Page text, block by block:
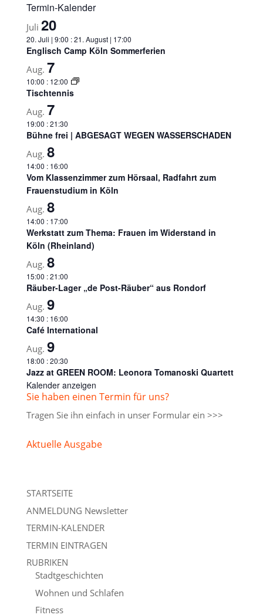
Termin-Kalender
Juli 20
20. Juli | 9:00 :21. August | 17:00
Englisch Camp Köln Sommerferien
Aug. 7
10:00 : 12:00
Tischtennis
Aug. 7
19:00 :21:30
Bühne frei | ABGESAGT WEGEN WASSERSCHADEN
Aug. 8
14:00 : 16:00
Vom Klassenzimmer zum Hörsaal, Radfahrt zum
Frauenstudium in Köln
Aug. 8
14:00 : 17:00
Werkstatt zum Thema: Frauen im Widerstand in
Köln (Rheinland)
Aug. 8
15:00 :21:00
Räuber-Lager „de Post-Räuber“ aus Rondorf
Aug. 9
14:30 : 16:00
Café International
Aug. 9
18:00 :20:30
Jazz at GREEN ROOM: Leonora Tomanoski Quartett
Kalender anzeigen
Sie haben einen Termin für uns?
Tragen Sie ihn einfach in unser Formular ein >>>
Aktuelle Ausgabe
STARTSEITE
ANMELDUNG Newsletter
TERMIN-KALENDER
TERMIN EINTRAGEN
RUBRIKEN
Stadtgeschichten
Wohnen und Schlafen
Fitness